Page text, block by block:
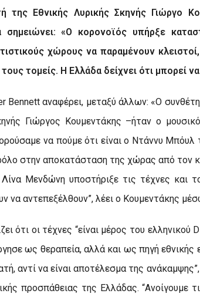
της Εθνικής Λυρικής Σκηνής Γιώργο
σημειώνει: «Ο κορονοϊός υπήρξε
χώρους να παραμένουν
τομείς. Η Ελλάδα δείχνει ότι μπορεί να
Bennettαναφέρει, μεταξύ άλλων: «Ο
Γιώργος Κουμεντάκης –ήταν ο
να πούμε ότι είναι ο Ντάννυ Μπόυλ
στην αποκατάσταση της χώρας από τον
Μενδώνη υποστήριξε τις τέχνες και
να αντεπεξέλθουν”, λέει ο Κουμεντάκης
ότι οι τέχνες “είναι μέρος του
ως θεραπεία, αλλά και ως πηγή
αντί να είναι αποτέλεσμα της
προσπάθειας της Ελλάδας. “Ανοίγουμε